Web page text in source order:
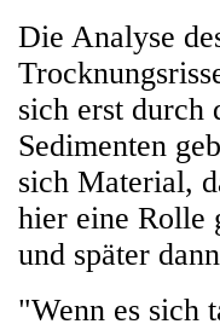
Die Analyse
sich erst durch
Sedimenten
sich Material,
hier eine Rolle
und später
"Wenn es sich